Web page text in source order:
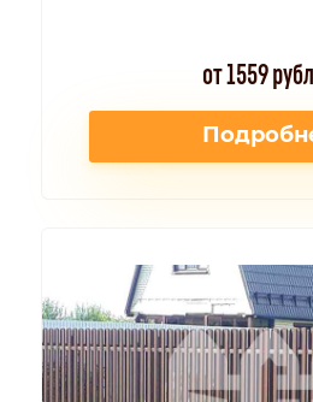
от 1559